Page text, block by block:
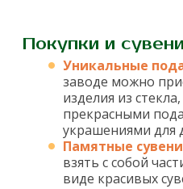
Покупки и
Уникальные
заводе можно
изделия из
прекрасными
украшениями для
Памятные
взять с собой
виде красивых